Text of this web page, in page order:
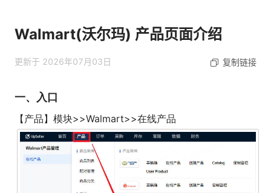
Walmart(沃尔玛) 产品页面介绍
更新于 2026年07月03日 复制链接
一、入口
【产品】模块>>Walmart>>在线产品